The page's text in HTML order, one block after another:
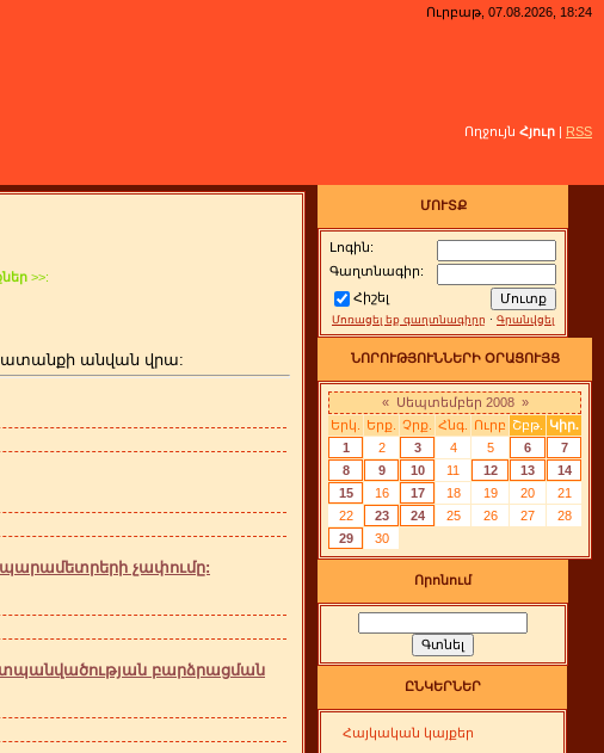
Ուրբաթ, 07.08.2026, 18:24
Ողջույն Հյուր | RSS
>>:
անվան վրա:
պարամետրերի չափումը:
բարձրացման
ՄՈՒՏՔ
Լոգին:
Գաղտնագիր:
Հիշել
Մոռացել եք գաղտնագիրը · Գրանվցել
ՆՈՐՈՒԹՅՈՒՆՆԵՐԻ ՕՐԱՑՈՒՅՑ
« Սեպտեմբեր 2008 »
Երկ.
Երք. Չրք. Հնգ. Ուրբ Շբթ.
Կիր.
1
2 3 4 5 6
7
8
9 10 11 12 13
14
15
16 17 18 19 20
21
22
23 24 25 26 27
28
29
30
Որոնում
ԸՆԿԵՐՆԵՐ
Հայկական կայքեր